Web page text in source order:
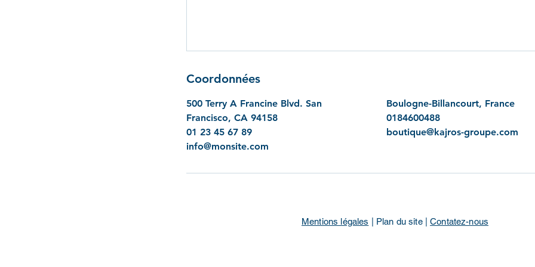
Coordonnées
500 Terry A Francine Blvd. San
Francisco, CA 94158
01 23 45 67 89
info@monsite.com
Boulogne-Billancourt, France
0184600488
boutique@kajros-groupe.com
Mentions légales | Plan du site |Contatez-nous